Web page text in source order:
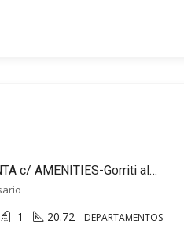
Monoambiente en VENTA c/ AMENITIES-Gorriti al 900, Barrio Refinerías – Rosario
1 20.72 DEPARTAMENTOS